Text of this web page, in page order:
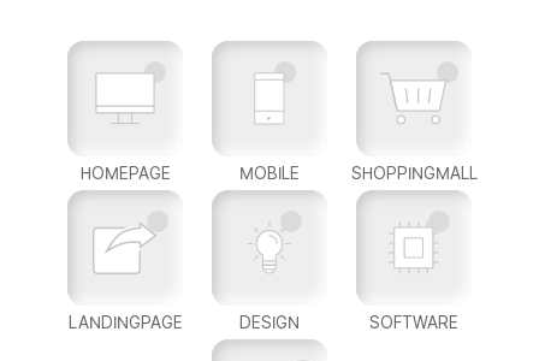
HOMEPAGE MOBILE SHOPPINGMALL
LANDINGPAGE DESIGN SOFTWARE